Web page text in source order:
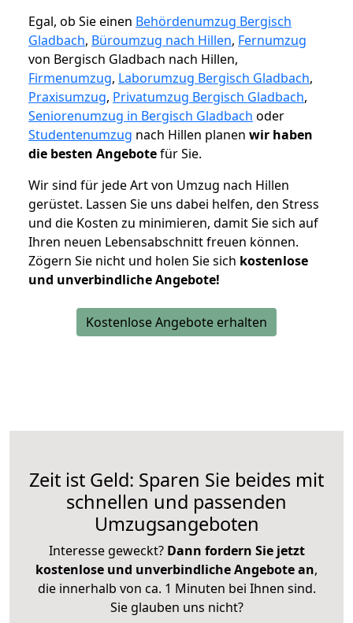
Egal, ob Sie einen Behördenumzug Bergisch
Gladbach, Büroumzug nach Hillen, Fernumzug
von Bergisch Gladbach nach Hillen,
Firmenumzug, Laborumzug Bergisch Gladbach,
Praxisumzug, Privatumzug Bergisch Gladbach,
Seniorenumzug in Bergisch Gladbach oder
Studentenumzug nach Hillen planen wir haben
die besten Angebotefür Sie.
Wir sind für jede Art von Umzug nach Hillen
gerüstet. Lassen Sie uns dabei helfen, den Stress
und die Kosten zu minimieren, damit Sie sich auf
Ihren neuen Lebensabschnitt freuen können.
Zögern Sie nicht und holen Sie sich kostenlose
und unverbindliche Angebote!
Kostenlose Angebote erhalten
Zeit ist Geld: Sparen Sie beides mit
schnellen und passenden
Umzugsangeboten
Interesse geweckt? Dann fordern Sie jetzt
kostenlose und unverbindliche Angebote an,
die innerhalb von ca. 1 Minuten bei Ihnen sind.
Sie glauben uns nicht?